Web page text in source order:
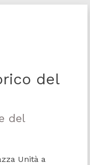
del
del
Unità a